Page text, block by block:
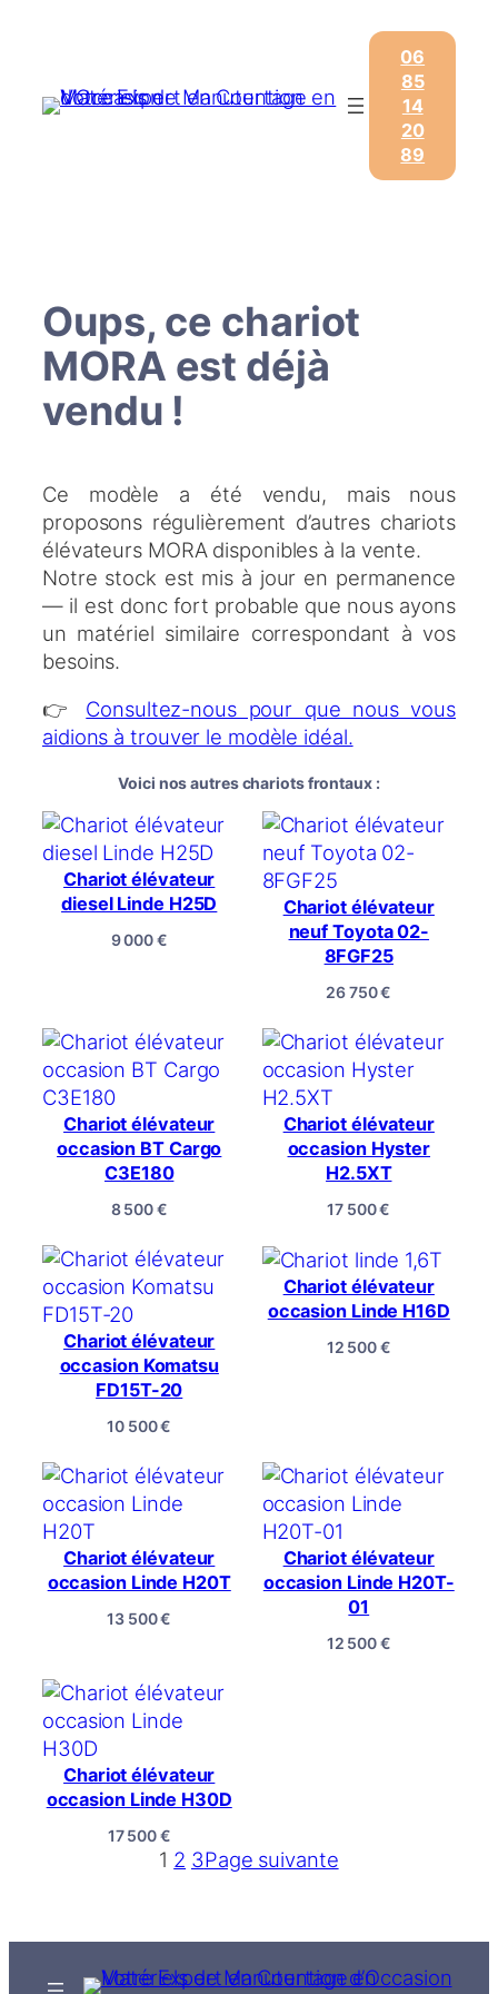
06
85
14
20
89
Oups, ce chariot
MORA est déjà
vendu !
Ce modèle a été vendu, mais nous
proposons régulièrement d’autres chariots
élévateurs MORA disponibles à la vente.
Notre stock est mis à jour en permanence
— il est donc fort probable que nous ayons
un matériel similaire correspondant à vos
besoins.
👉 Consultez-nous pour que nous vous
aidions à trouver le modèle idéal.
Voici nos autres chariots frontaux :
Chariot élévateur
diesel Linde H25D
9 000€
Chariot élévateur
neuf Toyota 02-
8FGF25
26 750€
Chariot élévateur
occasion BT Cargo
C3E180
8 500€
Chariot élévateur
occasion Hyster
H2.5XT
17 500€
Chariot élévateur
occasion Komatsu
FD15T-20
10 500€
Chariot élévateur
occasion Linde H16D
12 500€
Chariot élévateur
occasion Linde H20T
13 500€
Chariot élévateur
occasion Linde H20T-
01
12 500€
Chariot élévateur
occasion Linde H30D
17 500€
1 2 3Page suivante